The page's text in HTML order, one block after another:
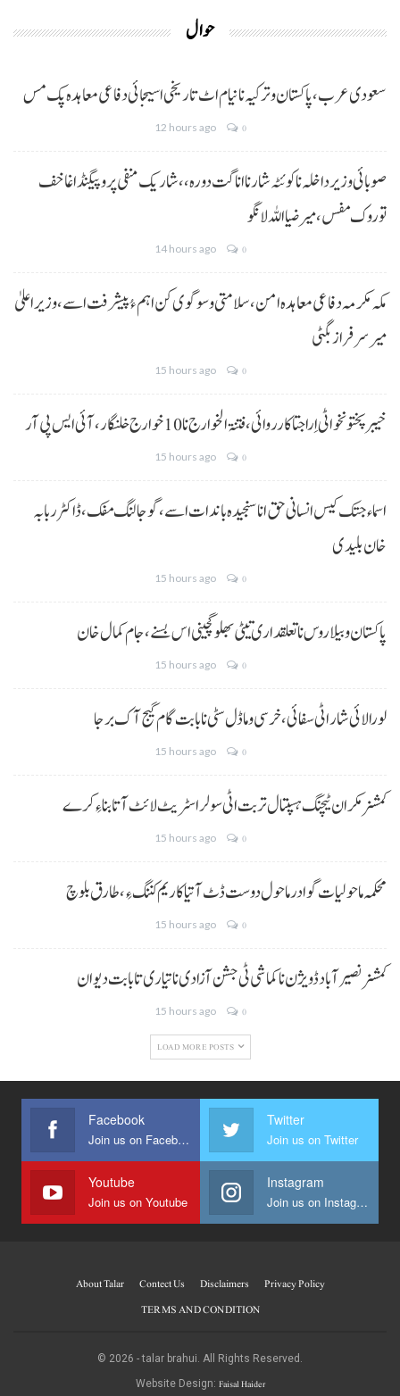
حوال
سعودی عرب، پاکستان و ترکیہ نا نیام اٹ تاریخی اسیجائی دفاعی معاہدہ پک مس
12 hours ago 0
صوبائی وزیر داخلہ نا کوئٹہ شار نا اناگت دورہ،، شاریک منفی پروپیگنڈا غا خف
توروک مفس، میر ضیا اللہ لانگو
14 hours ago 0
مکہ مکرمہ دفاعی معاہدہ امن، سلامتی و سوگوی کن اہم ءُ پیشرفت اسے،وزیراعلیٰ
میر سرفراز بگٹی
15 hours ago 0
خیبر پختونخوا ٹی اِرا جتا کارروائی، فتنۃ الخوارج نا 10خوارج خلنگار،آئی ایس پی آر
15 hours ago 0
اسماء جتک کیس انسانی حق انا سنجیدہ باندات اسے، گوجالنگ مفک،ڈاکٹر ربابہ
خان بلیدی
15 hours ago 0
پاکستان و بیلاروس نا تعلقداری تیٹی بھلو گچینی اس بسنے، جام کمال خان
15 hours ago 0
لورالائی شار اٹی سفائی، خرسی و ماڈل سٹی نا بابت گام گیج آک برجا
15 hours ago 0
کمشنر مکران ٹیچنگ ہسپتال تربت اٹی سولر اسٹریٹ لائٹ آتا بناءِ کرے
15 hours ago 0
محکمہ ماحولیات گوادر ماحول دوست ڈٹ آتیا کاریم کننگ ءِ، طارق بلوچ
15 hours ago 0
کمشنر نصیر آباد ڈویژن نا کماشی ٹی جشن آزادی نا تیاری تا بابت دیوان
15 hours ago 0
LOAD MORE POSTS
Facebook
Join us on Facebook
Twitter
Join us on Twitter
Youtube
Join us on Youtube
Instagram
Join us on Instagram
About Talar Contect Us Disclaimers
Privacy Policy
TERMS AND CONDITION
© 2026 - talar brahui. All Rights Reserved.
Website Design: Faisal Haider